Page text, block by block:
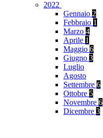
2022
Gennaio 2
Febbraio 1
Marzo 4
Aprile 1
Maggio 6
Giugno 3
Luglio
Agosto
Settembre 6
Ottobre 5
Novembre 6
Dicembre 3